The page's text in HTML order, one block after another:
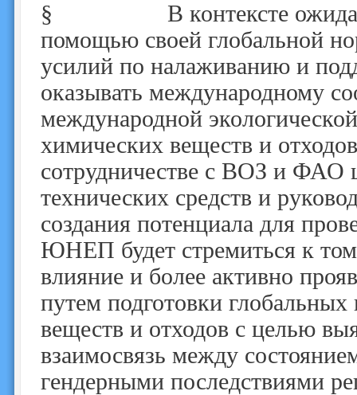
§ В контексте
помощью своей глобальной
усилий по налаживанию и
оказывать международному
международной
химических веществ и
сотрудничестве с ВОЗ и ФАО
технических средств и
создания потенциала для
ЮНЕП будет стремиться к
влияние и более активно
путем подготовки
веществ и отходов с целью
взаимосвязь между
гендерными последствиями